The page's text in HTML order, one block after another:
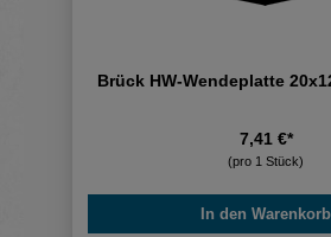
Brück HW-Wendeplatte
7,41 €*
(pro 1 Stück)
In den Warenkorb